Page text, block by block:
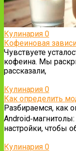
Кулинария 0
Кофеиновая
Чувствуете
кофеина. Мы
рассказали,
Кулинария 0
Как определить
Разбираемся, как
настройки, чтобы
Кулинария 0